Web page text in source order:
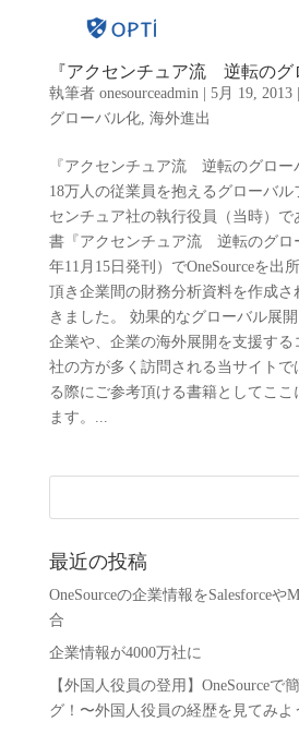
『アクセンチュア流 逆転のグ
執筆者 onesourceadmin| 5月 19, 2013|
グローバル化, 海外進出
『アクセンチュア流 逆転のグロー
18万人の従業員を抱えるグローバル
センチュア社の執行役員（当時）で
書『アクセンチュア流 逆転のグロ
年11月15日発刊）でOneSourceを出
頂き企業間の財務分析資料を作成さ
きました。 効果的なグローバル展
企業や、企業の海外展開を支援する
社の方が多く訪問される当サイトで
る際にご参考頂ける書籍としてここ
ます。...
最近の投稿
OneSourceの企業情報をSalesforceや
合
企業情報が4000万社に
【外国人役員の登用】OneSourceで
グ！〜外国人役員の経歴を見てみよ